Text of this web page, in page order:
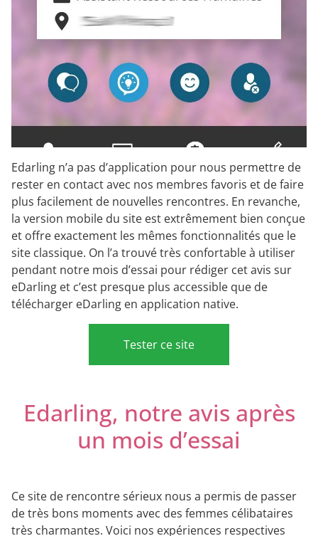
Edarling n’a pas d’application pour nous permettre de
rester en contact avec nos membres favoris et de faire
plus facilement de nouvelles rencontres. En revanche,
la version mobile du site est extrêmement bien conçue
et offre exactement les mêmes fonctionnalités que le
site classique. On l’a trouvé très confortable à utiliser
pendant notre mois d’essai pour rédiger cet avis sur
eDarling et c’est presque plus accessible que de
télécharger eDarling en application native.
Tester ce site
Edarling, notre avis après
un mois d’essai
Ce site de rencontre sérieux nous a permis de passer
de très bons moments avec des femmes célibataires
très charmantes. Voici nos expériences respectives